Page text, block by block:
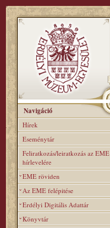
Navigáció
Hírek
Eseménytár
Feliratkozás/leiratkozás az EME
hírlevelére
EME röviden
Az EME felépitése
Erdélyi Digitális Adattár
Könyvtár